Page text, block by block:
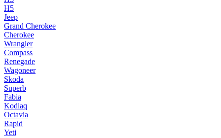
H5
Jeep
Grand Cherokee
Cherokee
Wrangler
Compass
Renegade
Wagoneer
Skoda
Superb
Fabia
Kodiaq
Octavia
Rapid
Yeti